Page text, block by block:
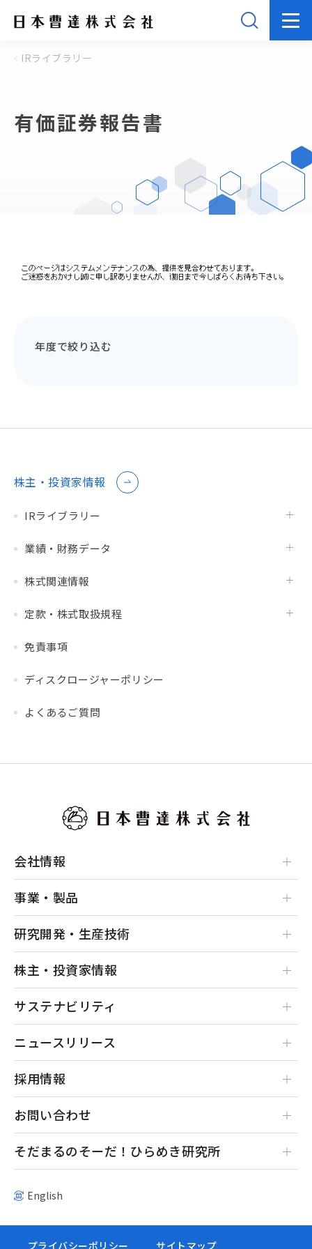
IRライブラリー
有価証券報告書
年度で絞り込む
株主・投資家情報
IRライブラリー
業績・財務データ
株式関連情報
定款・株式取扱規程
免責事項
ディスクロージャーポリシー
よくあるご質問
会社情報
事業・製品
研究開発・生産技術
株主・投資家情報
サステナビリティ
ニュースリリース
採用情報
お問い合わせ
そだまるのそーだ！ひらめき研究所
English
プライバシーポリシー サイトマップ